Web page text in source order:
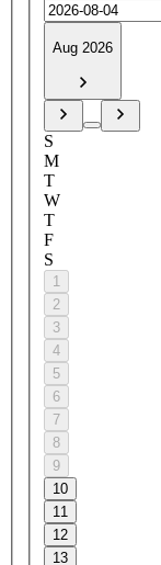
Aug 2026
S
M
T
W
T
F
S
1
2
3
4
5
6
7
8
9
10
11
12
13